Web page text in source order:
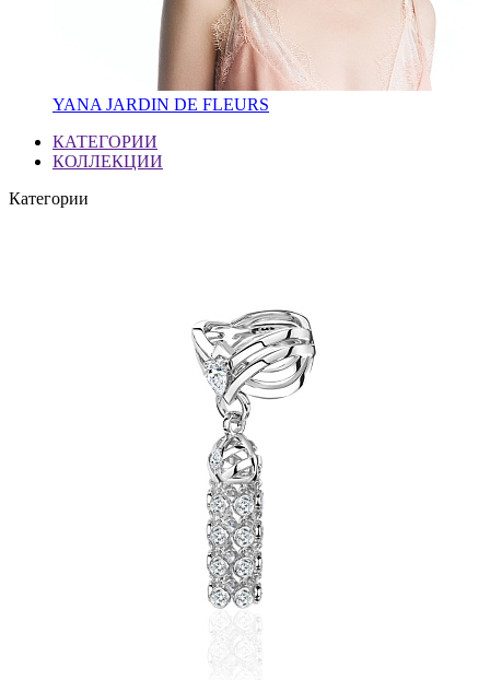
YANA JARDIN DE FLEURS
КАТЕГОРИИ
КОЛЛЕКЦИИ
Категории